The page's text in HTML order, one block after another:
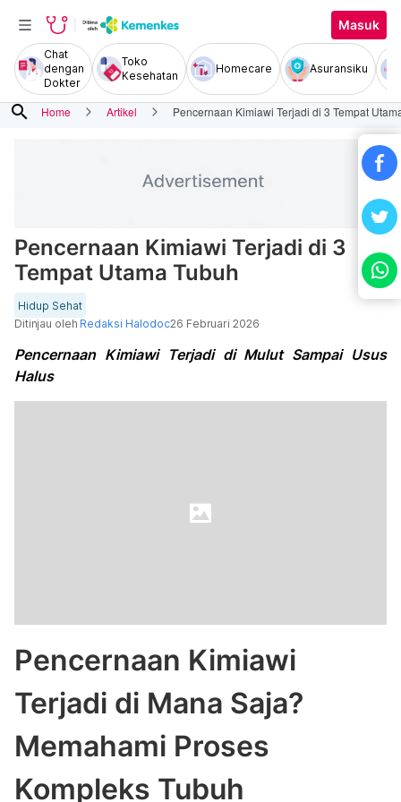
Masuk
Chat
dengan
Dokter
Toko
Kesehatan
Homecare Asuransiku
search Home Artikel Pencernaan Kimiawi Terjadi di 3 Tempat
Pencernaan Kimiawi Terjadi di 3
Tempat Utama Tubuh
Hidup Sehat
Ditinjau oleh Redaksi Halodoc26 Februari 2026
Pencernaan Kimiawi Terjadi di Mulut Sampai Usus
Halus
Pencernaan Kimiawi
Terjadi di Mana Saja?
Memahami Proses
Kompleks Tubuh